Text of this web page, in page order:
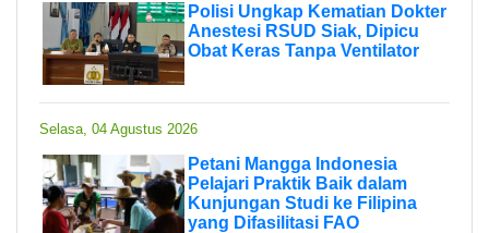
Polisi Ungkap Kematian Dokter
Anestesi RSUD Siak, Dipicu
Obat Keras Tanpa Ventilator
Selasa, 04 Agustus 2026
Petani Mangga Indonesia
Pelajari Praktik Baik dalam
Kunjungan Studi ke Filipina
yang Difasilitasi FAO